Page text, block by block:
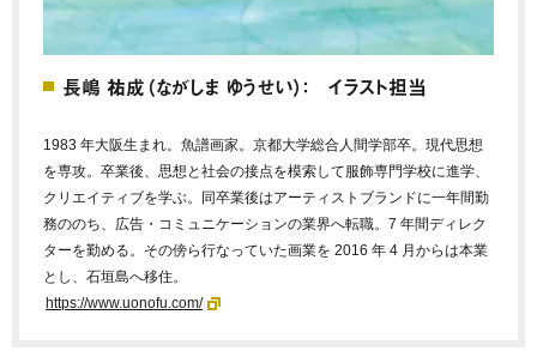
長嶋 祐成（ながしま ゆうせい）： イラスト担当
1983 年大阪生まれ。魚譜画家。京都大学総合人間学部卒。現代思想
を専攻。卒業後、思想と社会の接点を模索して服飾専門学校に進学、
クリエイティブを学ぶ。同卒業後はアーティストブランドに一年間勤
務ののち、広告・コミュニケーションの業界へ転職。7 年間ディレク
ターを勤める。その傍ら行なっていた画業を 2016 年 4 月からは本業
とし、石垣島へ移住。
https://www.uonofu.com/